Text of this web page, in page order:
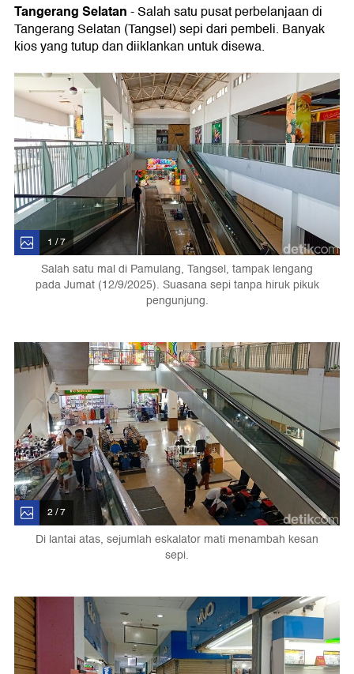
Tangerang Selatan- Salah satu pusat perbelanjaan di
Tangerang Selatan (Tangsel) sepi dari pembeli. Banyak
kios yang tutup dan diiklankan untuk disewa.
1 / 7
Salah satu mal di Pamulang, Tangsel, tampak lengang
pada Jumat (12/9/2025). Suasana sepi tanpa hiruk pikuk
pengunjung.
2 / 7
Di lantai atas, sejumlah eskalator mati menambah kesan
sepi.